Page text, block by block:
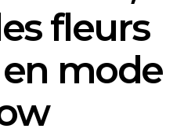
fleurs
mode